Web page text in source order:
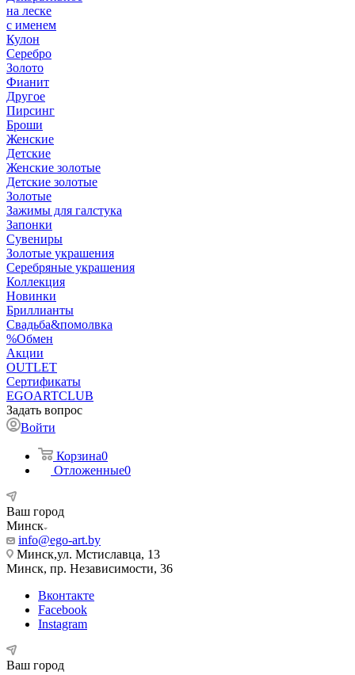
на леске
с именем
Кулон
Серебро
Золото
Фианит
Другое
Пирсинг
Броши
Женские
Детские
Женские золотые
Детские золотые
Золотые
Зажимы для галстука
Запонки
Сувениры
Золотые украшения
Серебряные украшения
Коллекция
Новинки
Бриллианты
Свадьба&помолвка
%Обмен
Акции
OUTLET
Сертификаты
EGOARTCLUB
Задать вопрос
Войти
Корзина0
Отложенные0
Ваш город
Минск
info@ego-art.by
Минск,ул. Мстиславца, 13
Минск, пр. Независимости, 36
Вконтакте
Facebook
Instagram
Ваш город